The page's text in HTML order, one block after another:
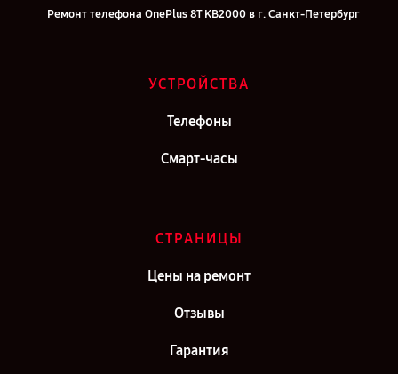
Ремонт телефона OnePlus 8T KB2000 в г. Санкт-Петербург
УСТРОЙСТВА
Телефоны
Смарт-часы
СТРАНИЦЫ
Цены на ремонт
Отзывы
Гарантия